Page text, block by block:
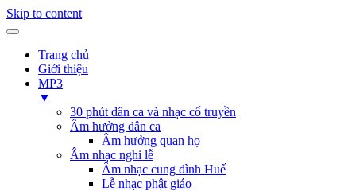
Skip to content
Trang chủ
Giới thiệu
MP3
▼
30 phút dân ca và nhạc cổ truyền
Âm hưởng dân ca
Âm hưởng quan họ
Âm nhạc nghi lễ
Âm nhạc cung đình Huế
Lễ nhạc phật giáo